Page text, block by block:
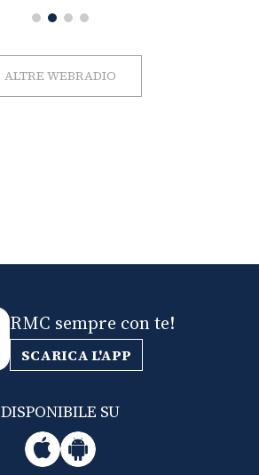
ALTRE WEBRADIO
RMC sempre con te!
SCARICA L'APP
DISPONIBILE SU